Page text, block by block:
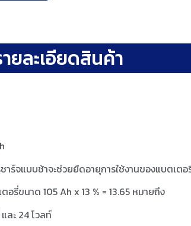
ยละเอียดสินค้า
าร์จแบบช้าจะช่วยยืดอายุการใช้งานของแบตเตอ
อรี่ขนาด 105 Ah x 13 % = 13.65 หมายถึง
ละ 24 โวลท์